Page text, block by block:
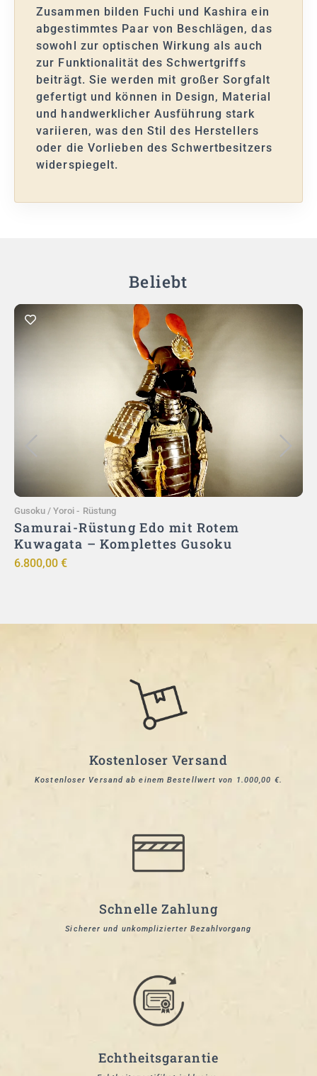
Zusammen bilden Fuchi und Kashira ein
abgestimmtes Paar von Beschlägen, das
sowohl zur optischen Wirkung als auch
zur Funktionalität des Schwertgriffs
beiträgt. Sie werden mit großer Sorgfalt
gefertigt und können in Design, Material
und handwerklicher Ausführung stark
variieren, was den Stil des Herstellers
oder die Vorlieben des Schwertbesitzers
widerspiegelt.
Beliebt
In den Warenkorb
Gusoku / Yoroi - Rüstung
Samurai-Rüstung Edo mit Rotem
Kuwagata – Komplettes Gusoku
6.800,00 €
Kostenloser Versand
Kostenloser Versand ab einem Bestellwert von 1.000,00 €.
Schnelle Zahlung
Sicherer und unkomplizierter Bezahlvorgang
Echtheitsgarantie